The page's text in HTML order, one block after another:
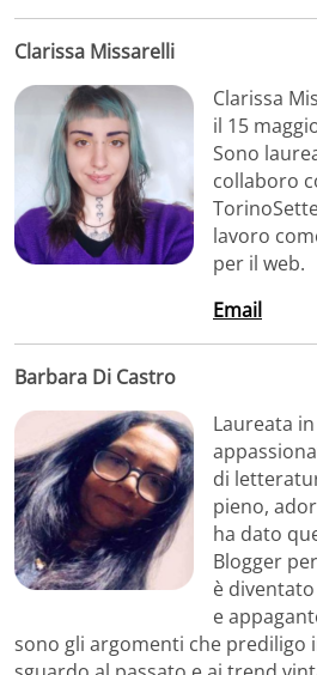
Clarissa Missarelli
Clarissa
il 15
Sono
collaboro
lavoro
per il web.
Email
Barbara Di Castro
Laureata
di
pieno,
ha dato
Blogger
è
e
sono gli argomenti che prediligo